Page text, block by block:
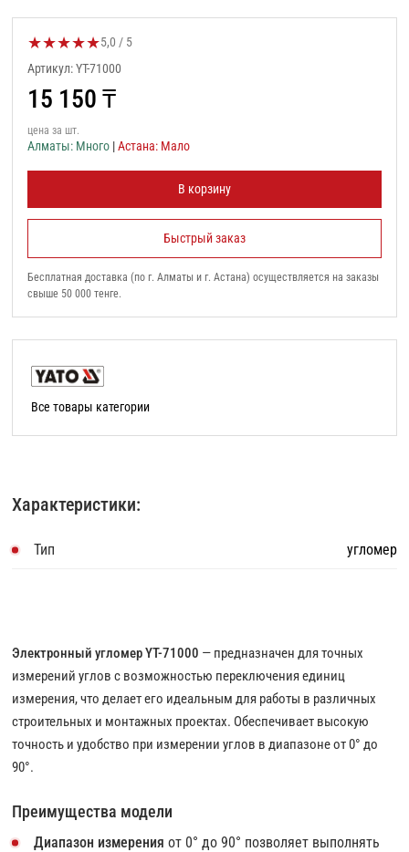
Электронный угломер YT-71000 — предназначен для точных
измерений углов с возможностью переключения единиц
измерения, что делает его идеальным для работы в различных
строительных и монтажных проектах. Обеспечивает высокую
точность и удобство при измерении углов в диапазоне от 0° до
90°.
Преимущества модели
Диапазон измерения от 0° до 90° позволяет выполнять
Характеристики:
Тип угломер
★★★★★Оценка товара:
5,0 / 5
Артикул: YT-71000
15 150 ₸
цена за шт.
Алматы: Много |Астана: Мало
В корзину
Быстрый заказ
Бесплатная доставка (по г. Алматы и г. Астана) осуществляется на заказы
свыше 50 000 тенге.
Все товары категории